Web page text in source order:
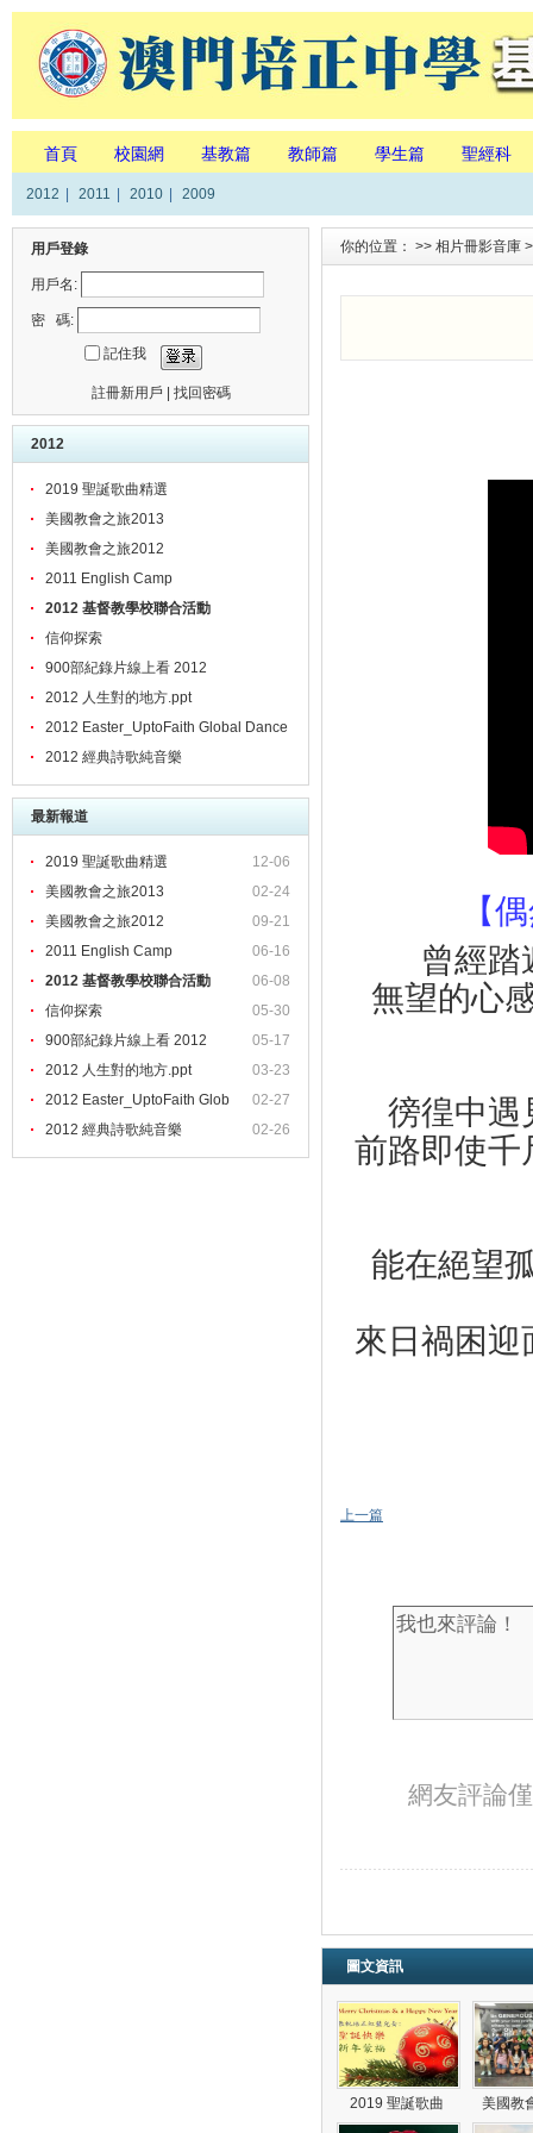
首頁 校園網 基教篇 教師篇 學生篇 聖經科
2012 2011 2010 2009
用戶登錄
用戶名:
密 碼:
記住我
註冊新用戶 找回密碼
2012
2019 聖誕歌曲精選
美國教會之旅2013
美國教會之旅2012
2011 English Camp
2012 基督教學校聯合活動
信仰探索
900部紀錄片線上看 2012
2012 人生對的地方.ppt
2012 Easter_UptoFaith Global Dance
2012 經典詩歌純音樂
最新報道
12-06
2019 聖誕歌曲精選
02-24
美國教會之旅2013
09-21
美國教會之旅2012
06-16
2011 English Camp
06-08
2012 基督教學校聯合活動
05-30
信仰探索
05-17
900部紀錄片線上看 2012
03-23
2012 人生對的地方.ppt
02-27
2012 Easter_UptoFaith Glob
02-26
2012 經典詩歌純音樂
你的位置： >> 相片冊影音庫
【
曾經踏
無望的心
徬徨中遇
前路即使千
能在絕望
來日禍困
上一篇
網友評論
圖文資訊
2019 聖誕歌曲 美國教